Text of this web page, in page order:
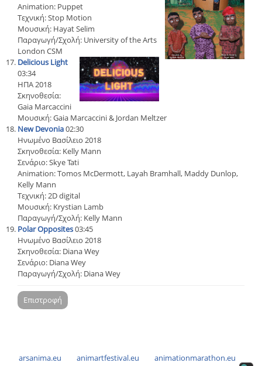
Animation: Puppet
Τεχνική: Stop Motion
Μουσική: Hayat Selim
Παραγωγή/Σχολή: University of the Arts
London CSM
Delicious Light
03:34
ΗΠΑ 2018
Σκηνοθεσία:
Gaia Marcaccini
Μουσική: Gaia Marcaccini & Jordan Meltzer
New Devonia02:30
Ηνωμένο Βασίλειο 2018
Σκηνοθεσία: Kelly Mann
Σενάριο: Skye Tati
Animation: Tomos McDermott, Layah Bramhall, Maddy Dunlop,
Kelly Mann
Τεχνική: 2D digital
Μουσική: Krystian Lamb
Παραγωγή/Σχολή: Kelly Mann
Polar Opposites03:45
Ηνωμένο Βασίλειο 2018
Σκηνοθεσία: Diana Wey
Σενάριο: Diana Wey
Παραγωγή/Σχολή: Diana Wey
Επιστροφή
arsanima.eu animartfestival.eu
animationmarathon.eu